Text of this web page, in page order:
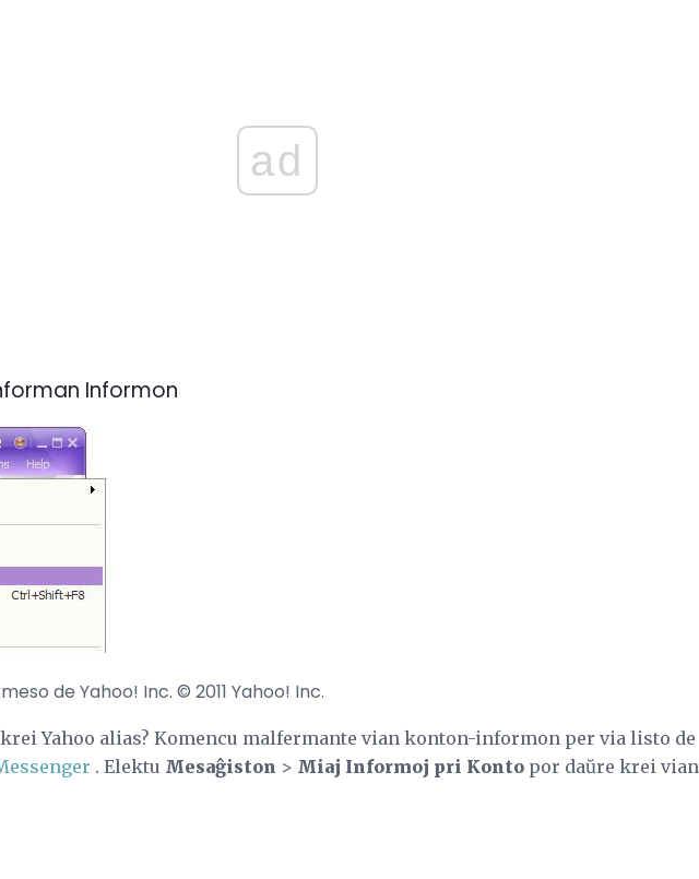
ad
Informon
de Yahoo! Inc. © 2011 Yahoo! Inc.
Yahoo alias? Komencu malfermante vian konton-informon per via listo de
. Elektu Mesaĝiston > Miaj Informoj pri Konto por daŭre krei vian